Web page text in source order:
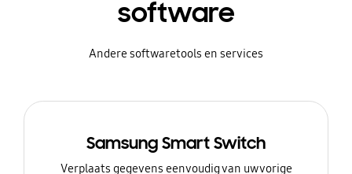
software
Andere softwaretools en services
Samsung Smart Switch
Verplaats gegevens eenvoudig van uw vorige